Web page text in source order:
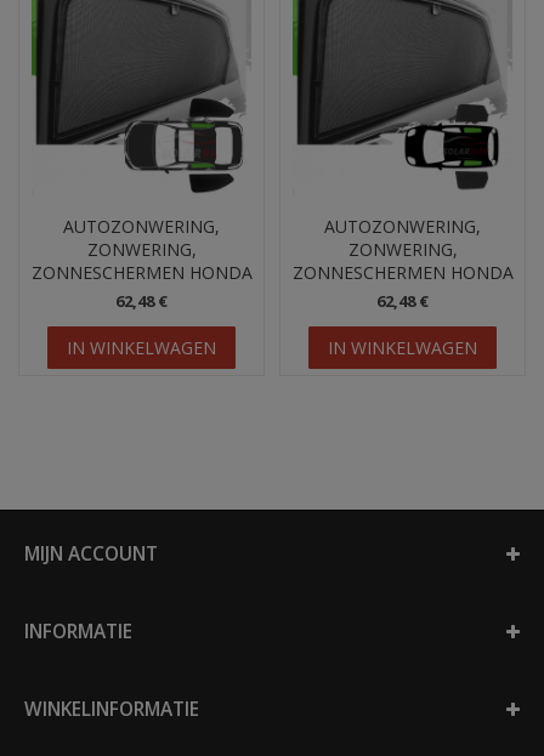
AUTOZONWERING,
ZONWERING,
ZONNESCHERMEN HONDA
ACCORD 8 VIII (2007–2012)
62,48 €
IN WINKELWAGEN
AUTOZONWERING,
ZONWERING,
ZONNESCHERMEN HONDA
CIVIC (2006-2011)
62,48 €
IN WINKELWAGEN
MIJN ACCOUNT
INFORMATIE
WINKELINFORMATIE